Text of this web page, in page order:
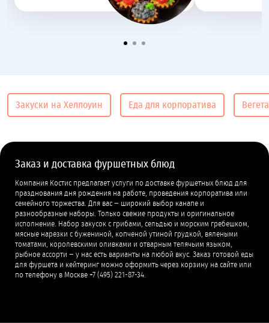
Закуски на Хеллоуин Еда для корпоратива
Заказ и доставка фуршетных блюд
Компания Костис предлагает услуги по доставке фуршетных блюд для
празднования дня рождения на работе, проведения корпоратива или
семейного торжества. Для вас − широкий выбор канапе и
разнообразные наборы. Только свежие продукты и оригинальное
исполнение. Набор закусок с грибами, сельдью и морским гребешком,
мясные нарезки с бужениной, копченой утиной грудкой, вялеными
томатами, королевскими оливками и отварным телячьим языком,
рыбное ассорти − у нас есть варианты на любой вкус. Заказ готовой еды
для фуршета и кейтеринг можно оформить через корзину на сайте или
по телефону в Москве +7 (495) 221-87-34.